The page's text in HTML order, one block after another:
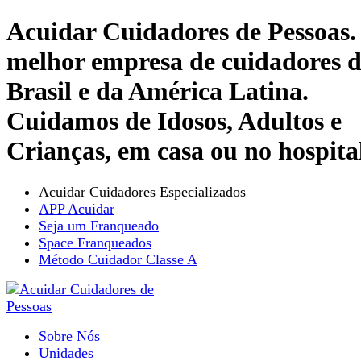
Acuidar Cuidadores de Pessoas.
melhor empresa de cuidadores
Brasil e da América Latina.
Cuidamos de Idosos, Adultos e
Crianças, em casa ou no
Acuidar Cuidadores Especializados
APP Acuidar
Seja um Franqueado
Space Franqueados
Método Cuidador Classe A
Sobre Nós
Unidades